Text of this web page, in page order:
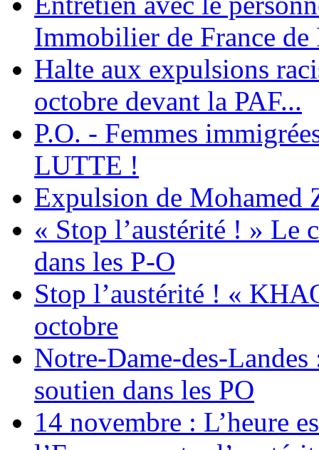
Immobilier de France de
Halte aux expulsions
octobre devant la PAF...
P.O. - Femmes
LUTTE !
Expulsion de Mohamed
« Stop l’austérité ! » Le
dans les P-O
Stop l’austérité ! «
octobre
Notre-Dame-des-
soutien dans les PO
14 novembre : L’heure